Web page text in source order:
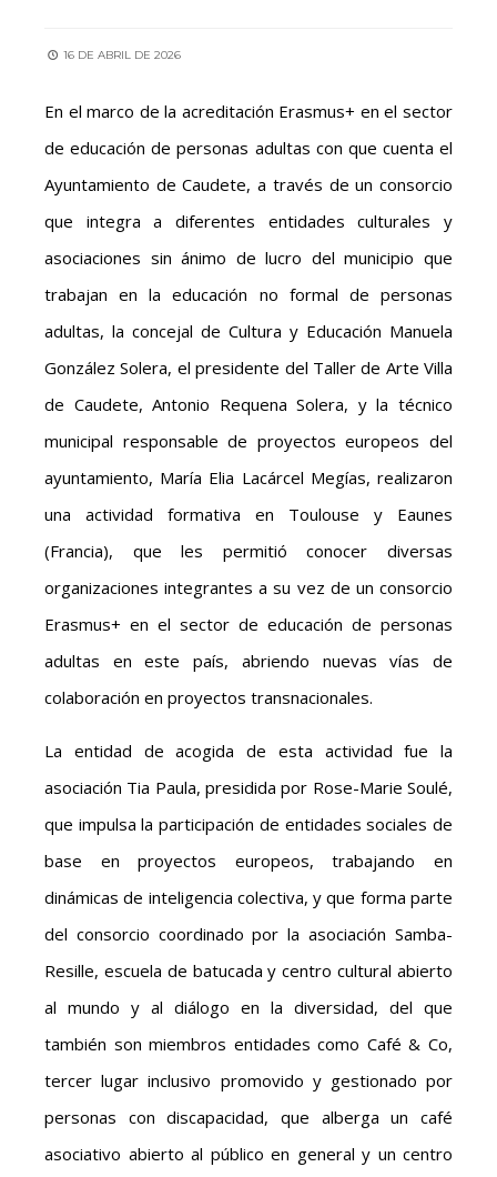
16 DE ABRIL DE 2026
En el marco de la acreditación Erasmus+ en el sector
de educación de personas adultas con que cuenta el
Ayuntamiento de Caudete, a través de un consorcio
que integra a diferentes entidades culturales y
asociaciones sin ánimo de lucro del municipio que
trabajan en la educación no formal de personas
adultas, la concejal de Cultura y Educación Manuela
González Solera, el presidente del Taller de Arte Villa
de Caudete, Antonio Requena Solera, y la técnico
municipal responsable de proyectos europeos del
ayuntamiento, María Elia Lacárcel Megías, realizaron
una actividad formativa en Toulouse y Eaunes
(Francia), que les permitió conocer diversas
organizaciones integrantes a su vez de un consorcio
Erasmus+ en el sector de educación de personas
adultas en este país, abriendo nuevas vías de
colaboración en proyectos transnacionales.
La entidad de acogida de esta actividad fue la
asociación Tia Paula, presidida por Rose-Marie Soulé,
que impulsa la participación de entidades sociales de
base en proyectos europeos, trabajando en
dinámicas de inteligencia colectiva, y que forma parte
del consorcio coordinado por la asociación Samba-
Resille, escuela de batucada y centro cultural abierto
al mundo y al diálogo en la diversidad, del que
también son miembros entidades como Café & Co,
tercer lugar inclusivo promovido y gestionado por
personas con discapacidad, que alberga un café
asociativo abierto al público en general y un centro